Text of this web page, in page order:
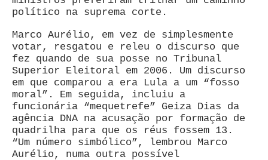
político na suprema corte.
Marco Aurélio, em vez de simplesmente
votar, resgatou e releu o discurso que
fez quando de sua posse no Tribunal
Superior Eleitoral em 2006. Um discurso
em que comparou a era Lula a um “fosso
moral”. Em seguida, incluiu a
funcionária “mequetrefe” Geiza Dias da
agência DNA na acusação por formação de
quadrilha para que os réus fossem 13.
“Um número simbólico”, lembrou Marco
Aurélio, numa outra possível